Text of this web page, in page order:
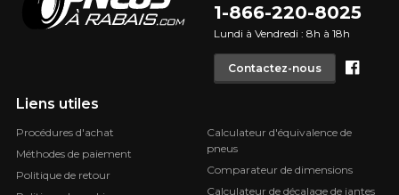
1-866-220-8025
Lundi à Vendredi : 8h à 18h
Contactez-nous
Liens utiles
Procédures d'achat
Méthodes de paiement
Politique de retour
Calculateur d'équivalence de
pneus
Comparateur de dimensions
Calculateur de décalage de jantes